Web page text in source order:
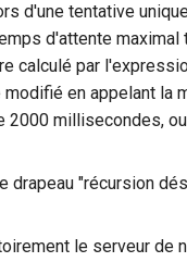
d'une tentative
d'attente maximal
calculé par
en appelant la
2000 millisecondes,
"récursion
le serveur de